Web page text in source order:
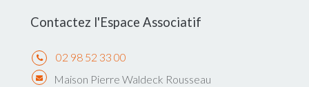
Contactez l'Espace Associatif
02 98 52 33 00
Maison Pierre Waldeck Rousseau